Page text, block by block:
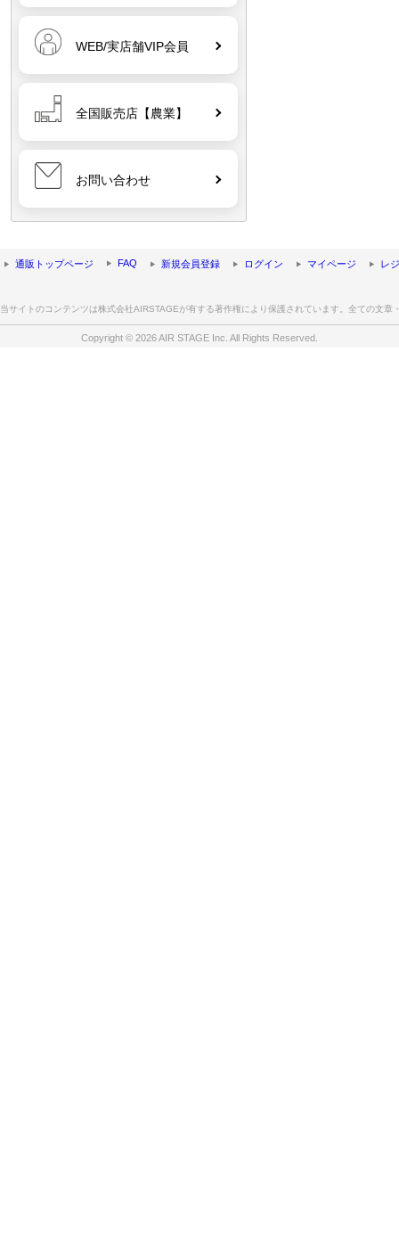
WEB/実店舗VIP会員
全国販売店【農業】
お問い合わせ
通販トップページ FAQ 新規会員登録 ログイン マイページ レ
当サイトのコンテンツは株式会社AIRSTAGEが有する著作権により保護されています。全ての文
Copyright © 2026 AIR STAGE Inc. All Rights Reserved.